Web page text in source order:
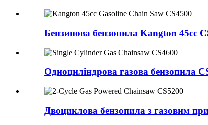
Бензинова бензопила Kangton 45cc
Одноциліндрова газова бензопила
Двоциклова бензопила з газовим